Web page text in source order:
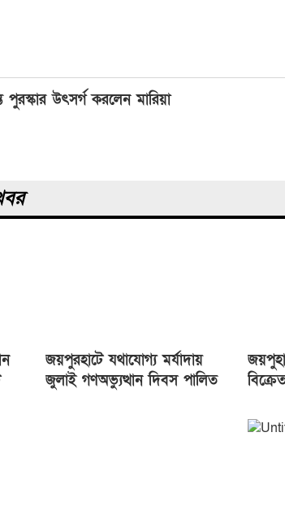
পুরস্কার উৎসর্গ করলেন মারিয়া
জয়পুরহাটে যথাযোগ্য মর্যাদায়
জুলাই গণঅভ্যুত্থান দিবস পালিত